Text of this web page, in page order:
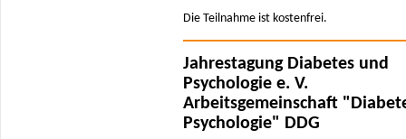
Die Teilnahme ist kostenfrei.
Jahrestagung Diabetes und
Psychologie e. V.
Arbeitsgemeinschaft
Psychologie" DDG